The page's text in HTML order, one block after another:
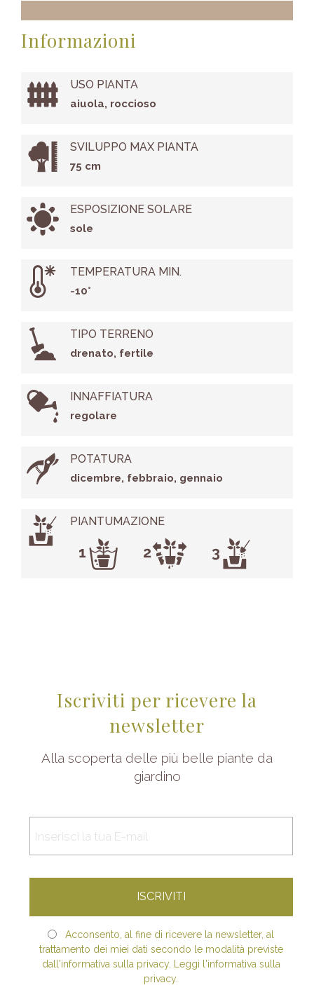
Informazioni
USO PIANTA
aiuola, roccioso
SVILUPPO MAX PIANTA
75 cm
ESPOSIZIONE SOLARE
sole
TEMPERATURA MIN.
-10°
TIPO TERRENO
drenato, fertile
INNAFFIATURA
regolare
POTATURA
dicembre, febbraio, gennaio
PIANTUMAZIONE
Iscriviti per ricevere la
newsletter
Alla scoperta delle più belle piante da
giardino
Acconsento, al fine di ricevere la newsletter, al
trattamento dei miei dati secondo le modalità previste
dall'informativa sulla privacy. Leggi l'informativa sulla
privacy.